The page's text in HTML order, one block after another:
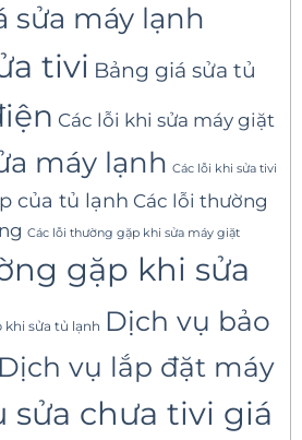
sửa máy lạnh
tivi Bảng giá sửa tủ
Các lỗi khi sửa máy giặt
máy lạnh Các lỗi khi sửa tivi
của tủ lạnh Các lỗi thường
Các lỗi thường gặp khi sửa máy giặt
gặp khi sửa
sửa tủ lạnh Dịch vụ bảo
Dịch vụ lắp đặt máy
sửa chưa tivi giá